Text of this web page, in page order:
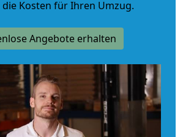
Kosten für Ihren Umzug.
Angebote erhalten